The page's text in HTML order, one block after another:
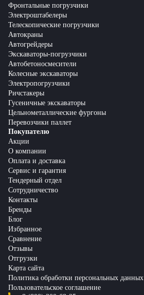
Фронтальные погрузчики
Электроштабелеры
Телескопические погрузчики
Автокраны
Автогрейдеры
Экскаваторы-погрузчики
Автобетоносмесители
Колесные экскаваторы
Электропогрузчики
Ричстакеры
Гусеничные экскаваторы
Цельнометаллические фургоны
Перевозчики паллет
Покупателю
Акции
О компании
Оплата и доставка
Сервис и гарантия
Тендерный отдел
Сотрудничество
Контакты
Бренды
Блог
Избранное
Сравнение
Отзывы
Отгрузки
Карта сайта
Политика обработки персональных данных
Пользовательское соглашение